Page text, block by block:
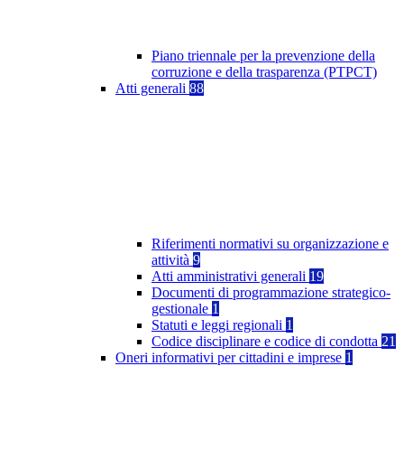
Piano triennale per la prevenzione della
corruzione e della trasparenza (PTPCT)
Atti generali 88
Riferimenti normativi su organizzazione e
attività 9
Atti amministrativi generali 19
Documenti di programmazione strategico-
gestionale 1
Statuti e leggi regionali 1
Codice disciplinare e codice di condotta 21
Oneri informativi per cittadini e imprese 1